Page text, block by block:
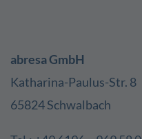
abresa GmbH
Katharina-Paulus-Str. 8
65824 Schwalbach